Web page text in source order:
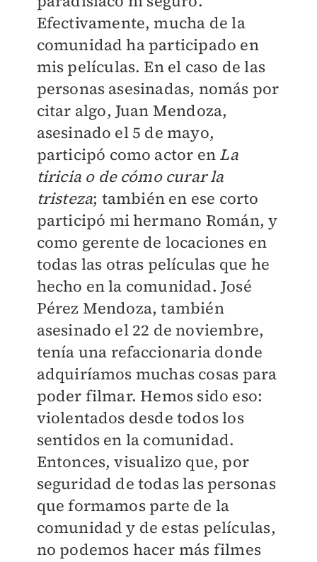
Efectivamente, mucha de la
comunidad ha participado en
mis películas. En el caso de las
personas asesinadas, nomás por
citar algo, Juan Mendoza,
asesinado el 5 de mayo,
participó como actor en La
tiricia o de cómo curar la
tristeza; también en ese corto
participó mi hermano Román, y
como gerente de locaciones en
todas las otras películas que he
hecho en la comunidad. José
Pérez Mendoza, también
asesinado el 22 de noviembre,
tenía una refaccionaria donde
adquiríamos muchas cosas para
poder filmar. Hemos sido eso:
violentados desde todos los
sentidos en la comunidad.
Entonces, visualizo que, por
seguridad de todas las personas
que formamos parte de la
comunidad y de estas películas,
no podemos hacer más filmes